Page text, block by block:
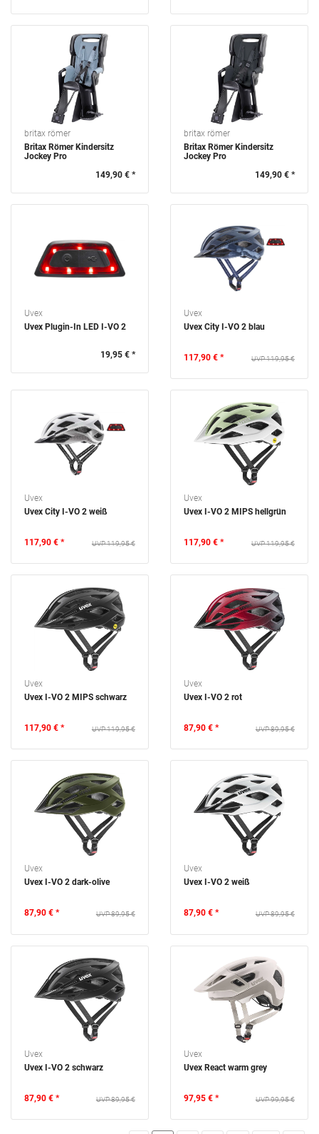
britax römer
Britax Römer Kindersitz
Jockey Pro
149,90 € *
britax römer
Britax Römer Kindersitz
Jockey Pro
149,90 € *
Uvex
Uvex Plugin-In LED I-VO 2
19,95 € *
Uvex
Uvex City I-VO 2 blau
119,95 €
117,90 € *
Uvex
Uvex City I-VO 2 weiß
119,95 €
117,90 € *
Uvex
Uvex I-VO 2 MIPS hellgrün
119,95 €
117,90 € *
Uvex
Uvex I-VO 2 MIPS schwarz
119,95 €
117,90 € *
Uvex
Uvex I-VO 2 rot
89,95 €
87,90 € *
Uvex
Uvex I-VO 2 dark-olive
89,95 €
87,90 € *
Uvex
Uvex I-VO 2 weiß
89,95 €
87,90 € *
Uvex
Uvex I-VO 2 schwarz
89,95 €
87,90 € *
Uvex
Uvex React warm grey
99,95 €
97,95 € *